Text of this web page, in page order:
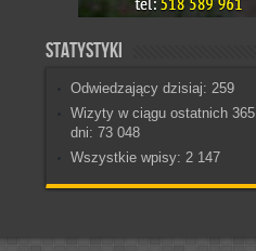
Statystyki
Odwiedzający dzisiaj: 259
Wizyty w ciągu ostatnich 365
dni: 73 048
Wszystkie wpisy: 2 147